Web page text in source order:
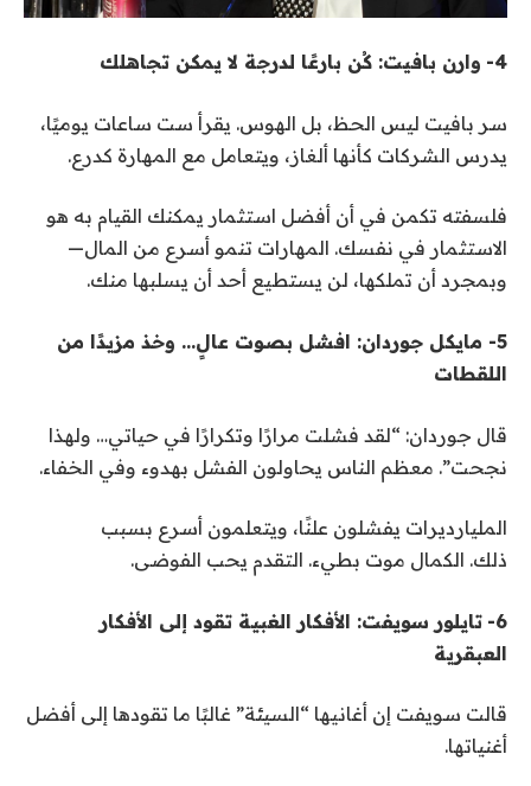
4- وارن بافيت: كُن بارعًا لدرجة لا يمكن تجاهلك
سر بافيت ليس الحظ، بل الهوس. يقرأ ست ساعات يوميًا،
يدرس الشركات كأنها ألغاز، ويتعامل مع المهارة كدرع.
فلسفته تكمن في أن أفضل استثمار يمكنك القيام به هو
الاستثمار في نفسك. المهارات تنمو أسرع من المال—
وبمجرد أن تملكها، لن يستطيع أحد أن يسلبها منك.
5- مايكل جوردان: افشل بصوت عالٍ… وخذ مزيدًا من
اللقطات
قال جوردان: “لقد فشلت مرارًا وتكرارًا في حياتي… ولهذا
نجحت.” معظم الناس يحاولون الفشل بهدوء وفي الخفاء.
المليارديرات يفشلون علنًا، ويتعلمون أسرع بسبب
ذلك. الكمال موت بطيء. التقدم يحب الفوضى.
6- تايلور سويفت: الأفكار الغبية تقود إلى الأفكار
العبقرية
قالت سويفت إن أغانيها “السيئة” غالبًا ما تقودها إلى أفضل
أغنياتها.